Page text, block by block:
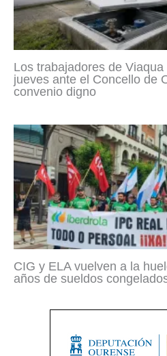
Los trabajadores de
jueves ante el Concello de
convenio digno
CIG y ELA vuelven a la
años de sueldos